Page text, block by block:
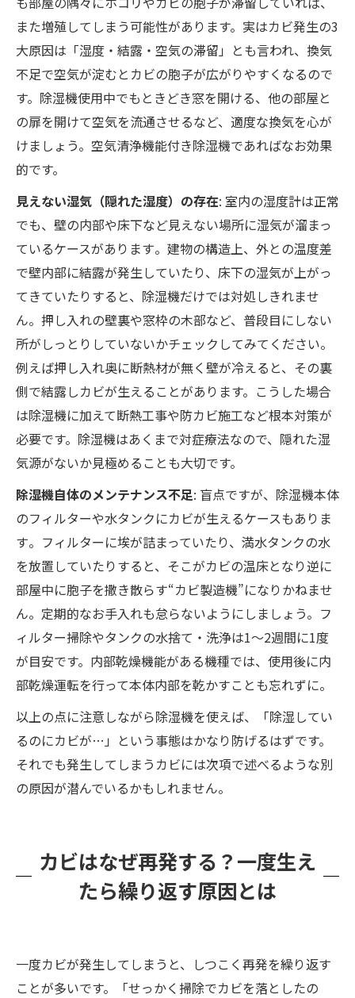
また増殖してしまう可能性があります。実はカビ発生の3
大原因は「湿度・結露・空気の滞留」とも言われ、換気
不足で空気が淀むとカビの胞子が広がりやすくなるので
す。除湿機使用中でもときどき窓を開ける、他の部屋と
の扉を開けて空気を流通させるなど、適度な換気を心が
けましょう。空気清浄機能付き除湿機であればなお効果
的です。
見えない湿気（隠れた湿度）の存在: 室内の湿度計は正常
でも、壁の内部や床下など見えない場所に湿気が溜まっ
ているケースがあります​。建物の構造上、外との温度差
で壁内部に結露が発生していたり、床下の湿気が上がっ
てきていたりすると、除湿機だけでは対処しきれませ
ん。押し入れの壁裏や窓枠の木部など、普段目にしない
所がしっとりしていないかチェックしてみてください。
例えば押し入れ奥に断熱材が無く壁が冷えると、その裏
側で結露しカビが生えることがあります。こうした場合
は除湿機に加えて断熱工事や防カビ施工など根本対策が
必要です。除湿機はあくまで対症療法なので、隠れた湿
気源がないか見極めることも大切です。
除湿機自体のメンテナンス不足: 盲点ですが、除湿機本体
のフィルターや水タンクにカビが生えるケースもありま
す​。フィルターに埃が詰まっていたり、満水タンクの水
を放置していたりすると、そこがカビの温床となり逆に
部屋中に胞子を撒き散らす“カビ製造機”になりかねませ
ん​。定期的なお手入れも怠らないようにしましょう。フ
ィルター掃除やタンクの水捨て・洗浄は1～2週間に1度
が目安です。内部乾燥機能がある機種では、使用後に内
部乾燥運転を行って本体内部を乾かすことも忘れずに。
以上の点に注意しながら除湿機を使えば、「除湿してい
るのにカビが…」という事態はかなり防げるはずです。
それでも発生してしまうカビには次項で述べるような別
の原因が潜んでいるかもしれません。
カビはなぜ再発する？一度生え
たら繰り返す原因とは
一度カビが発生してしまうと、しつこく再発を繰り返す
ことが多いです。「せっかく掃除でカビを落としたの